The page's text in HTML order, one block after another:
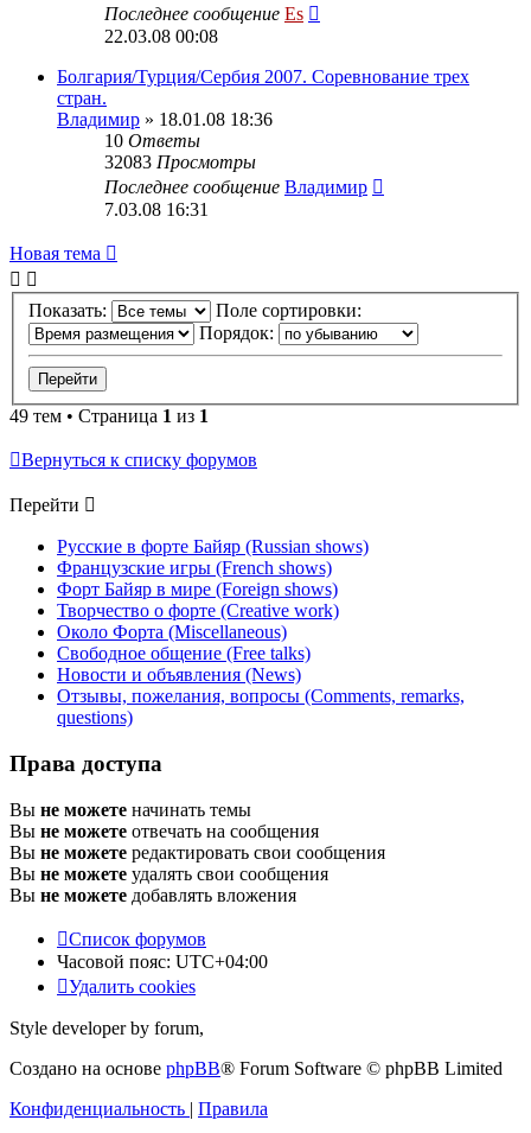
Последнее сообщение Es
22.03.08 00:08
Болгария/Турция/Сербия 2007. Соревнование трех
стран.
Владимир » 18.01.08 18:36
10 Ответы
32083 Просмотры
Последнее сообщение Владимир
7.03.08 16:31
Новая тема
Показать:
Поле сортировки:
Порядок:
49 тем • Страница 1 из 1
Вернуться к списку форумов
Перейти
Русские в форте Байяр (Russian shows)
Французские игры (French shows)
Форт Байяр в мире (Foreign shows)
Творчество о форте (Creative work)
Около Форта (Miscellaneous)
Свободное общение (Free talks)
Новости и объявления (News)
Отзывы, пожелания, вопросы (Comments, remarks,
questions)
Права доступа
Вы не можете начинать темы
Вы не можете отвечать на сообщения
Вы не можете редактировать свои сообщения
Вы не можете удалять свои сообщения
Вы не можете добавлять вложения
Список форумов
Часовой пояс: UTC+04:00
Удалить cookies
Style developer by forum,
Создано на основе phpBB® Forum Software © phpBB Limited
Конфиденциальность | Правила